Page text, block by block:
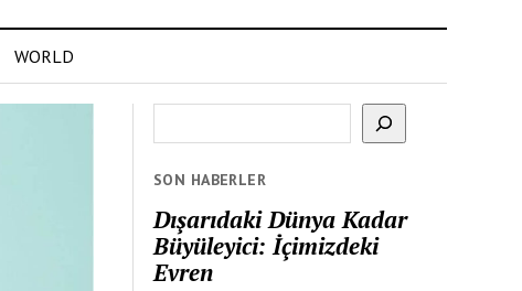
WORLD
SON HABERLER
Dışarıdaki Dünya Kadar
Büyüleyici: İçimizdeki
Evren